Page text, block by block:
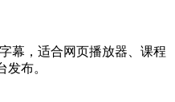
幕，适合网页播放器、课程
布。